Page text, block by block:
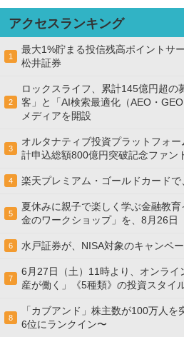
アクセスランキング
1
最大1%貯まる投信残高ポイントサ
松井証券
2
ロックスライフ、累計145億円超の
客」と「AI検索最適化（AEO・
メディアを開設
3
オルタナティブ投資プラットフォ
計申込総額800億円突破記念ファン
4 楽天プレミアム・ゴールドカード
5
夏休みに親子で楽しく学ぶ金融教
金のワークショップ」を、8月26日
6 水戸証券が、NISA対象のキャンペ
7
6月27日（土）11時より、オンラ
産が働く」《5種類》の投資スタイ
8
「カブアンド」株主数が100万人
6位にランクイン〜